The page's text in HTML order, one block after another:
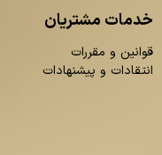
خدمات مشتریان
قوانین و مقررات
انتقادات و پیشنهادات